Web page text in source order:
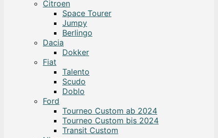
Citroen
Space Tourer
Jumpy
Berlingo
Dacia
Dokker
Fiat
Talento
Scudo
Doblo
Ford
Tourneo Custom ab 2024
Tourneo Custom bis 2024
Transit Custom